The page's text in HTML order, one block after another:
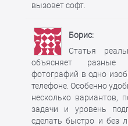
Борис
Статья
объясняет разные
фотографий в одно
телефоне. Особенно
несколько вариантов,
задачи и уровень
сделать быстро и без
вызовет софт.